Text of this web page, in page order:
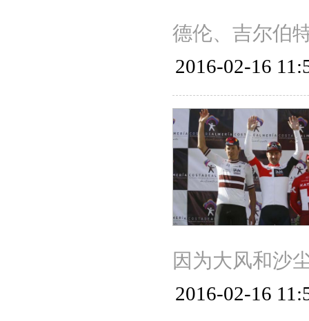
德伦、吉尔伯
2016-02-16
因为大风和沙
2016-02-16